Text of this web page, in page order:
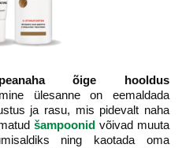
õige hooldus
ülesanne on eemaldada
ja rasu, mis pidevalt naha
šampoonid võivad muuta
ning kaotada oma